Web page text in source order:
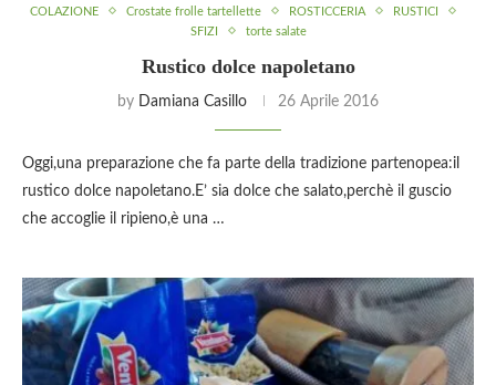
COLAZIONE Crostate frolle tartellette ROSTICCERIA
RUSTICI
SFIZI
torte salate
Rustico dolce napoletano
by Damiana Casillo 26 Aprile 2016
Oggi,una preparazione che fa parte della tradizione partenopea:il
rustico dolce napoletano.E’ sia dolce che salato,perchè il guscio
che accoglie il ripieno,è una …